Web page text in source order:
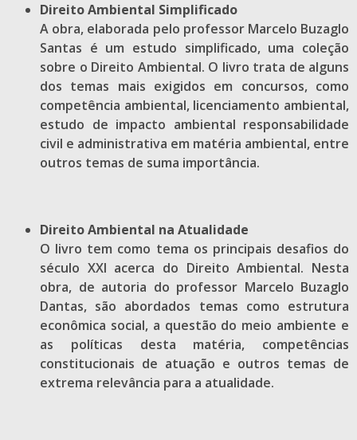
Direito Ambiental Simplificado
A obra, elaborada pelo professor Marcelo Buzaglo
Santas é um estudo simplificado, uma coleção
sobre o Direito Ambiental. O livro trata de alguns
dos temas mais exigidos em concursos, como
competência ambiental, licenciamento ambiental,
estudo de impacto ambiental responsabilidade
civil e administrativa em matéria ambiental, entre
outros temas de suma importância.
Direito Ambiental na Atualidade
O livro tem como tema os principais desafios do
século XXI acerca do Direito Ambiental. Nesta
obra, de autoria do professor Marcelo Buzaglo
Dantas, são abordados temas como estrutura
econômica social, a questão do meio ambiente e
as políticas desta matéria, competências
constitucionais de atuação e outros temas de
extrema relevância para a atualidade.